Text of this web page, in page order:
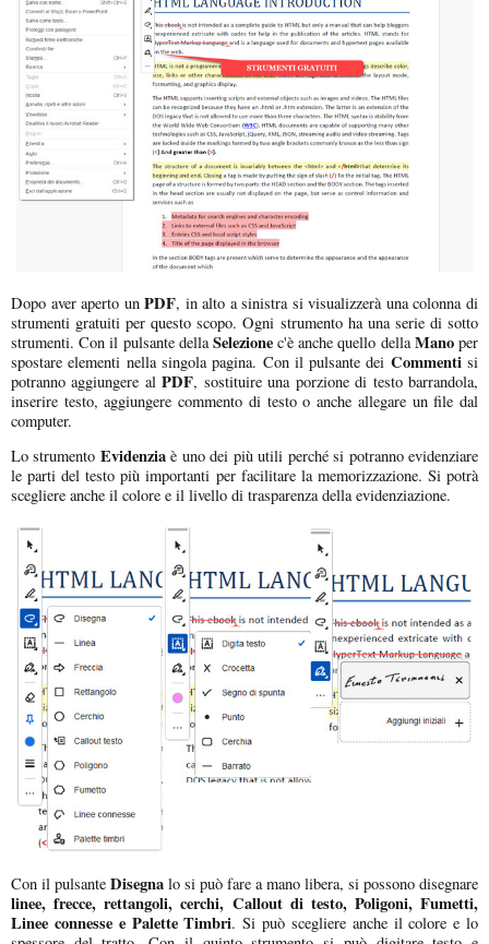
Dopo aver aperto unPDF, in alto a sinistra si visualizzerà una colonna di
strumenti gratuiti per questo scopo. Ogni strumento ha una serie di sotto
strumenti. Con il pulsante dellaSelezionec'è anche quello dellaManoper
spostare elementi nella singola pagina. Con il pulsante dei Commenti si
potranno aggiungere alPDF, sostituire una porzione di testo barrandola,
inserire testo, aggiungere commento di testo o anche allegare un file dal
computer.
Lo strumento Evidenziaè uno dei più utili perché si potranno evidenziare
le parti del testo più importanti per facilitare la memorizzazione. Si potrà
scegliere anche il colore e il livello di trasparenza della evidenziazione.
Con il pulsante Disegna lo si può fare a mano libera, si possono disegnare
linee, frecce, rettangoli, cerchi, Callout di testo, Poligoni, Fumetti,
Linee connesse e Palette Timbri. Si può scegliere anche il colore e lo